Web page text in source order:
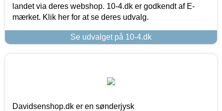
landet via deres webshop. 10-4.dk er godkendt af E-
mærket. Klik her for at se deres udvalg.
Se udvalget på 10-4.dk
Davidsenshop.dk er en sønderjysk